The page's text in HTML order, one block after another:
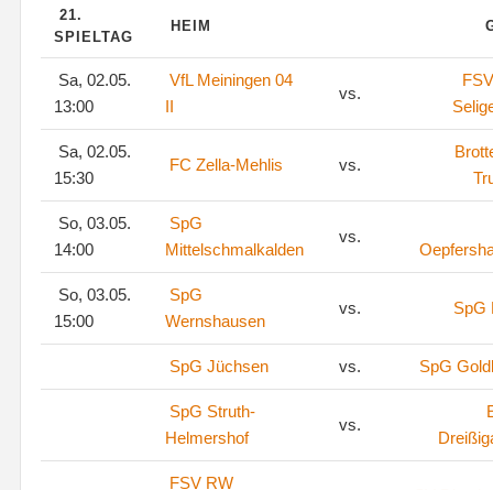
21.
SPIELTAG
HEIM
Sa, 02.05.
13:00
VfL Meiningen 04
II
vs.
Sa, 02.05.
15:30
FC Zella-Mehlis vs.
So, 03.05.
14:00
SpG
Mittelschmalkalden
vs.
So, 03.05.
15:00
SpG
Wernshausen
vs. SpG
SpG Jüchsen vs. SpG
SpG Struth-
Helmershof
vs.
FSV RW